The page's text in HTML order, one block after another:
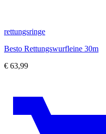
rettungsringe
Besto Rettungswurfleine 30m
€ 63,99